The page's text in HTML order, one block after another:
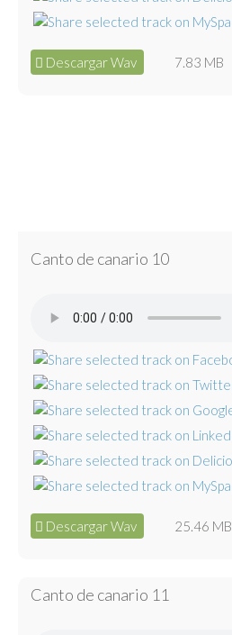
Descargar Wav 7.83 MB
Canto de canario 10
Descargar Wav 25.46 MB
Canto de canario 11